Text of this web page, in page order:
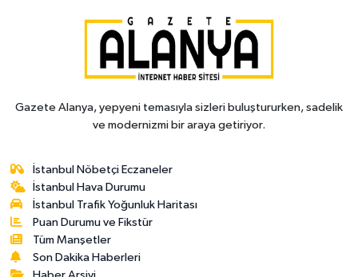
Gazete Alanya, yepyeni temasıyla sizleri buluştururken, sadelik
ve modernizmi bir araya getiriyor.
İstanbul Nöbetçi Eczaneler
İstanbul Hava Durumu
İstanbul Trafik Yoğunluk Haritası
Puan Durumu ve Fikstür
Tüm Manşetler
Son Dakika Haberleri
Haber Arşivi